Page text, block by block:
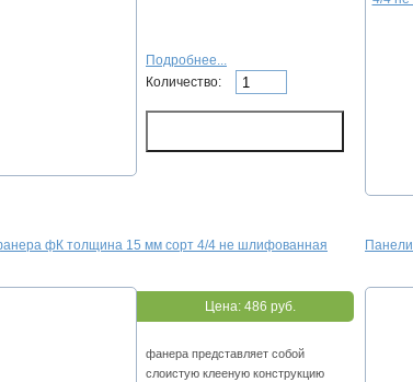
Подробнее...
Количество:
фК толщина 15 мм сорт 4/4 не шлифованная
Цена: 486 руб.
фанера представляет собой
слоистую клееную конструкцию